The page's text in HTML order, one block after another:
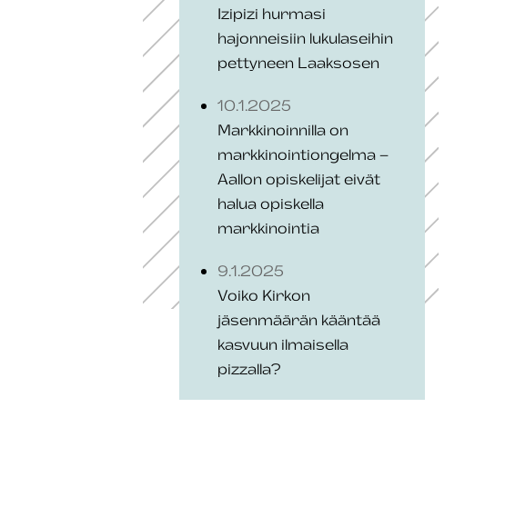
Izipizi hurmasi
hajonneisiin lukulaseihin
pettyneen Laaksosen
10.1.2025
Markkinoinnilla on
markkinointiongelma –
Aallon opiskelijat eivät
halua opiskella
markkinointia
9.1.2025
Voiko Kirkon
jäsenmäärän kääntää
kasvuun ilmaisella
pizzalla?